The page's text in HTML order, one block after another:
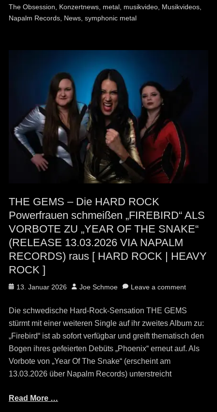
The Obsession
Konzertnews, metal, musikvideo, Musikvideos,
Napalm Records, News, symphonic metal
THE GEMS – Die HARD ROCK
Powerfrauen schmeißen „FIREBIRD“ ALS
VORBOTE ZU „YEAR OF THE SNAKE“
(RELEASE 13.03.2026 VIA NAPALM
RECORDS) raus [ HARD ROCK | HEAVY
ROCK ]
Posted
13. Januar 2026 Author
Joe Schmoe Leave a comment
Die schwedische Hard-Rock-Sensation THE GEMS
stürmt mit einer weiteren Single auf ihr zweites Album zu:
„Firebird“ ist ab sofort verfügbar und greift thematisch den
Bogen ihres gefeierten Debüts „Phoenix“ erneut auf. Als
Vorbote von „Year Of The Snake“ (erscheint am
13.03.2026 über Napalm Records) unterstreicht
Read More …